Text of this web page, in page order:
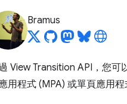
Bramus
View Transition API，您
用程式 (MPA) 或單頁應用